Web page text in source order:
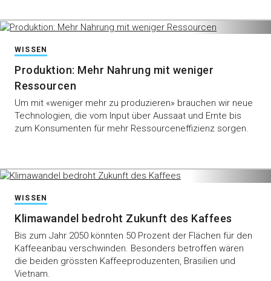
WISSEN
Produktion: Mehr Nahrung mit weniger
Ressourcen
Um mit «weniger mehr zu produzieren» brauchen wir neue
Technologien, die vom Input über Aussaat und Ernte bis
zum Konsumenten für mehr Ressourceneffizienz sorgen.
WISSEN
Klimawandel bedroht Zukunft des Kaffees
Bis zum Jahr 2050 könnten 50 Prozent der Flächen für den
Kaffeeanbau verschwinden. Besonders betroffen wären
die beiden grössten Kaffeeproduzenten, Brasilien und
Vietnam.